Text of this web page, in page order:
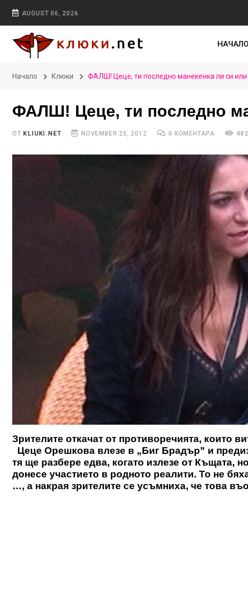
AUGUST 06, 2026
НАЧАЛО
Начало Клюки ФАЛШ! Цеце, ти последно манекенка ли си или
ФАЛШ! Цеце, ти последно
ОТ KLIUKI.NET NOVEMBER 25, 2012 0 КОМЕНТАРА
Зрителите откачат от противоречията, които
Цеце Орешкова влезе в „Биг Брадър” и
тя ще разбере едва, когато излезе от Къщата,
донесе участието в родното реалити. То не
…, а накрая зрителите се усъмниха, че това